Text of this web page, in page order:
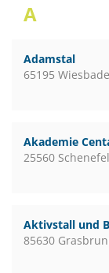
A
Adamstal
65195
Akademie
25560
Aktivstall und
85630